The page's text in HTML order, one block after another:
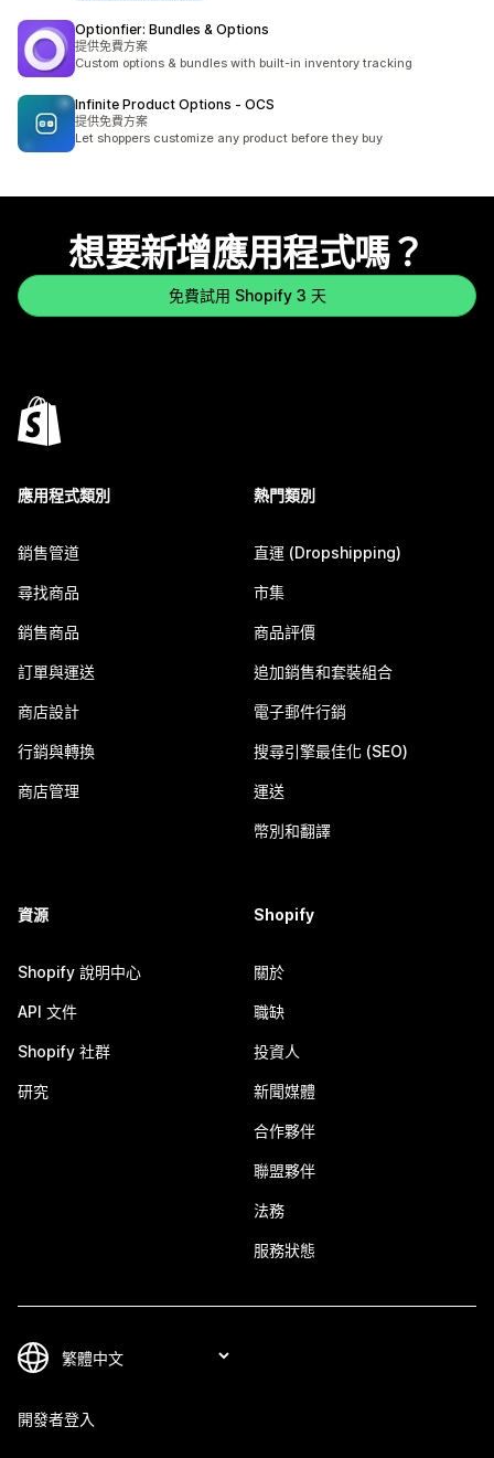
Optionfier: Bundles & Options
提供免費方案
Custom options & bundles with built-in inventory tracking
Infinite Product Options ‑ OCS
提供免費方案
Let shoppers customize any product before they buy
想要新增應用程式嗎？
免費試用 Shopify 3 天
應用程式類別
銷售管道
尋找商品
銷售商品
訂單與運送
商店設計
行銷與轉換
商店管理
熱門類別
直運 (Dropshipping)
市集
商品評價
追加銷售和套裝組合
電子郵件行銷
搜尋引擎最佳化 (SEO)
運送
幣別和翻譯
資源
Shopify 說明中心
API 文件
Shopify 社群
研究
Shopify
關於
職缺
投資人
新聞媒體
合作夥伴
聯盟夥伴
法務
服務狀態
開發者登入